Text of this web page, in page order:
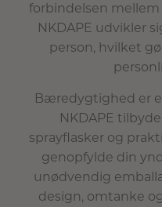
forbindelsen
NKDAPE udvikler
person, hvilket
Bæredygtighed er
NKDAPE
sprayflasker og
genopfylde din
unødvendig
design, omtanke